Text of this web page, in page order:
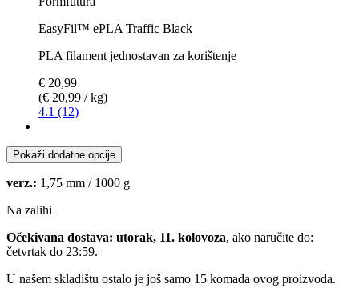
EasyFil™ ePLA Traffic Black
PLA filament jednostavan za korištenje
€ 20,99
(€ 20,99 / kg)
4.1 (12)
Pokaži dodatne opcije
verz.: 1,75 mm / 1000 g
Na zalihi
Očekivana dostava: utorak, 11. kolovoza, ako naručite do:
četvrtak do 23:59.
U našem skladištu ostalo je još samo 15 komada ovog proizvoda.